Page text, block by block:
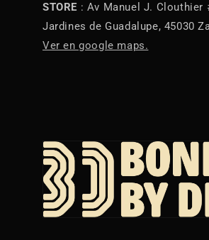
STORE : Av Manuel J. Clouthier
Jardines de Guadalupe, 45030
Ver en google maps.